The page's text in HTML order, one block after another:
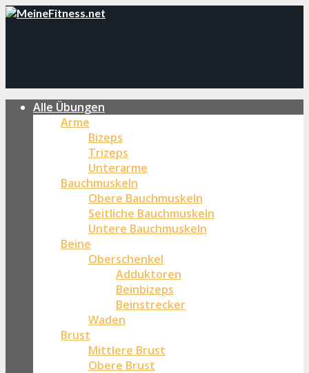
Alle Übungen
Arme
Bizeps
Trizeps
Unterarme
Bauchmuskeln
Obere Bauchmuskeln
Seitliche Bauchmuskeln
Untere Bauchmuskeln
Beine
Oberschenkel
Adduktoren
Beinbizeps
Beinstrecker
Waden
Brust
Mittlere Brust
Obere Brust